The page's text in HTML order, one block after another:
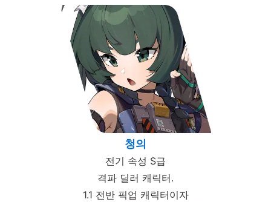
청의
전기 속성 S급
격파 딜러 캐릭터.
1.1 전반 픽업 캐릭터이자